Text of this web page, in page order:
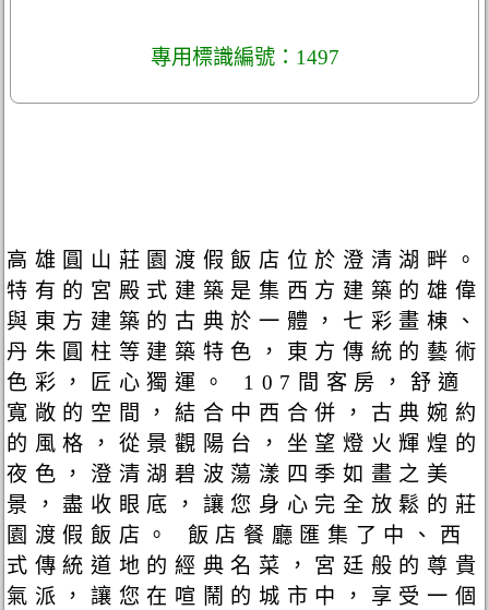
專用標識編號：1497
高雄圓山莊園渡假飯店位於澄清湖畔。
特有的宮殿式建築是集西方建築的雄偉
與東方建築的古典於一體，七彩畫棟、
丹朱圓柱等建築特色，東方傳統的藝術
色彩，匠心獨運。 107間客房，舒適
寬敞的空間，結合中西合併，古典婉約
的風格，從景觀陽台，坐望燈火輝煌的
夜色，澄清湖碧波蕩漾四季如畫之美
景，盡收眼底，讓您身心完全放鬆的莊
園渡假飯店。 飯店餐廳匯集了中、西
式傳統道地的經典名菜，宮廷般的尊貴
氣派，讓您在喧鬧的城市中，享受一個